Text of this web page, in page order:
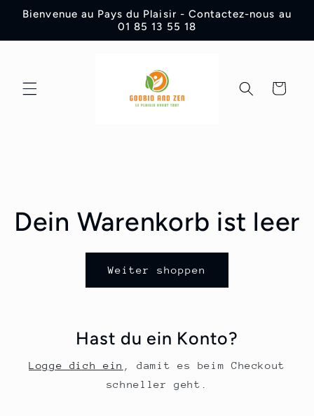
zum
Bienvenue au Pays du Plaisir - Contactez-nous au
01 85 13 55 18
Warenkorb
Dein Warenkorb ist leer
Weiter shoppen
Hast du ein Konto?
Logge dich ein
, damit es beim Checkout
schneller geht.